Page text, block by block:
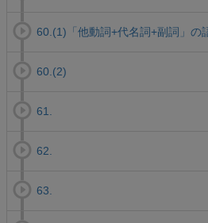
60.(1)「他動詞+代名詞+副詞」の
60.(2)
61.
62.
63.